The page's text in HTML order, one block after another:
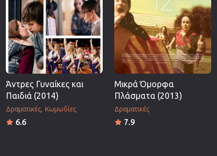
Άντρες Γυναίκες και
Παιδιά (2014)
Δραματικές Κωμωδίες
6.6
Μικρά Όμορφα
Πλάσματα (2013)
Δραματικές
7.9